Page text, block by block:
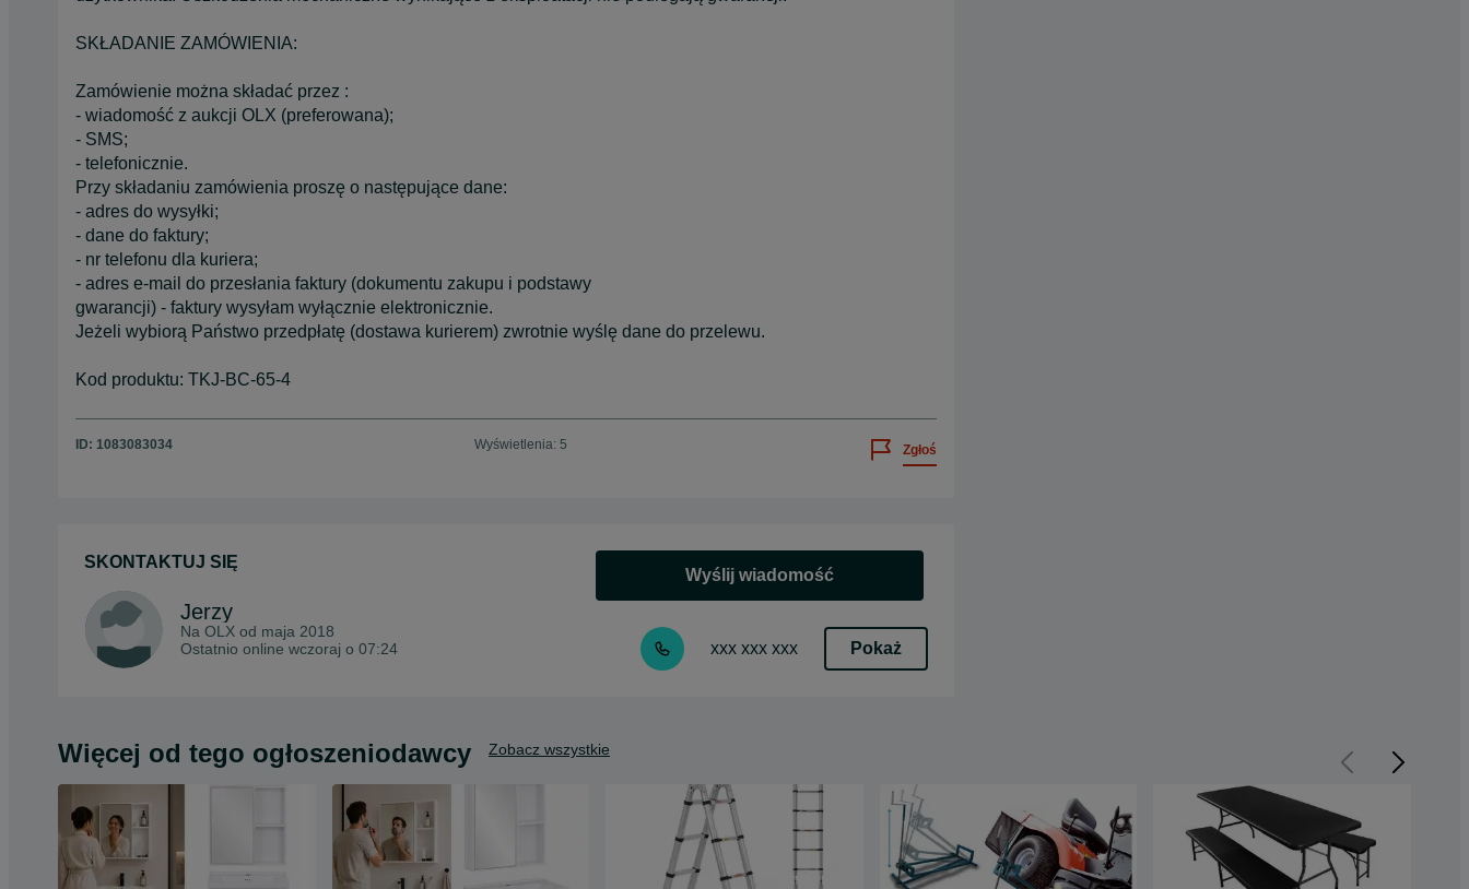
SKŁADANIE ZAMÓWIENIA:
Zamówienie można składać przez :
- wiadomość z aukcji OLX (preferowana);
- SMS;
- telefonicznie.
Przy składaniu zamówienia proszę o następujące dane:
- adres do wysyłki;
- dane do faktury;
- nr telefonu dla kuriera;
- adres e-mail do przesłania faktury (dokumentu zakupu i podstawy
gwarancji) - faktury wysyłam wyłącznie elektronicznie.
Jeżeli wybiorą Państwo przedpłatę (dostawa kurierem) zwrotnie wyślę dane do przelewu.
Kod produktu: TKJ-BC-65-4
ID: 1083083034 Wyświetlenia: 5 Zgłoś
SKONTAKTUJ SIĘ
Jerzy
Na OLX od maja 2018
Ostatnio online wczoraj o 07:24
Wyślij wiadomość
xxx xxx xxx Pokaż
Więcej od tego ogłoszeniodawcy Zobacz wszystkie